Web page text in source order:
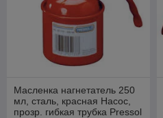
Масленка нагнетатель 250
мл, сталь, красная Насос,
прозр. гибкая трубка Pressol